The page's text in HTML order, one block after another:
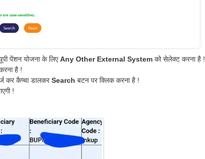
पेंशन योजना के लिएAny Other External System को सेलेक्ट करना है !
है !
कर कैप्चा डालकरSearch बटन पर क्लिक करना है !
!